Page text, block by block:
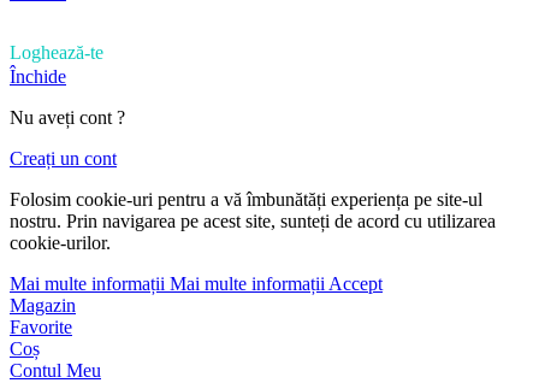
Loghează-te
Închide
Nu aveți cont ?
Creați un cont
Folosim cookie-uri pentru a vă îmbunătăți experiența pe site-ul
nostru. Prin navigarea pe acest site, sunteți de acord cu utilizarea
cookie-urilor.
Mai multe informații Mai multe informațiiAccept
Magazin
Favorite
Coș
Contul Meu